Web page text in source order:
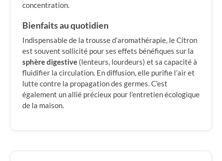
concentration.
Bienfaits au quotidien
Indispensable de la trousse d’aromathérapie, le Citron
est souvent sollicité pour ses effets bénéfiques sur la
sphère digestive (lenteurs, lourdeurs) et sa capacité à
fluidifier la circulation. En diffusion, elle purifie l’air et
lutte contre la propagation des germes. C’est
également un allié précieux pour l’entretien écologique
de la maison.